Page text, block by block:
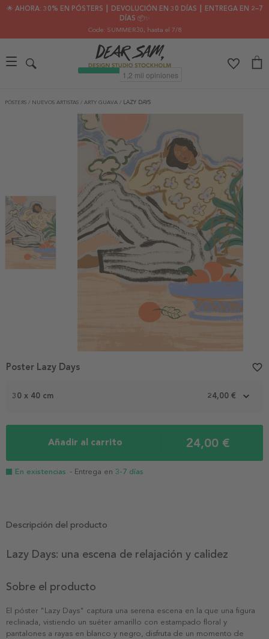
🌟 AHORA: 30% EN PÓSTERS ┃ DEVOLUCIÓN EN 30 DÍAS ┃ ENTREGA EN 2–7
DÍAS 📦✨
Code: SUMMER30, hasta el 7/8
PÓSTERS / NUEVOS ARTISTAS / ARTY GUAVA / LAZY DAYS
30 x 40 cm 24,00 €
Añadir al carrito 24,00 €
En existencias - Entrega en 3-7 días
Poster Lazy Days favorite_border
Descripción del producto
Lazy Days: una escena de relajación y calidez
Sobre el producto
El póster "Lazy Days" captura una serena escena en la que una figura
reclinada, vistiendo un suéter amarillo con estampado floral y
pantalones a rayas en blanco y negro, disfruta de un momento de